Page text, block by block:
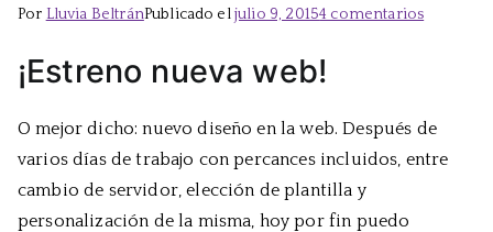
Por Lluvia BeltránPublicado eljulio 9, 20154 comentariosen
¡Estreno nueva web!
O mejor dicho: nuevo diseño en la web. Después de
varios días de trabajo con percances incluidos, entre
cambio de servidor, elección de plantilla y
personalización de la misma, hoy por fin puedo